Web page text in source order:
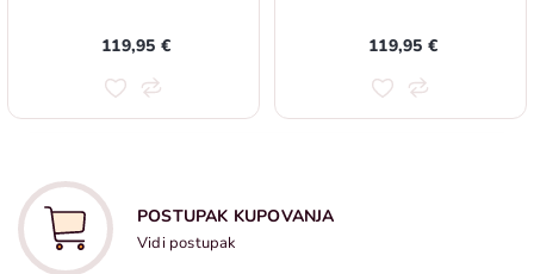
119,95 € 119,95 €
POSTUPAK KUPOVANJA
Vidi postupak